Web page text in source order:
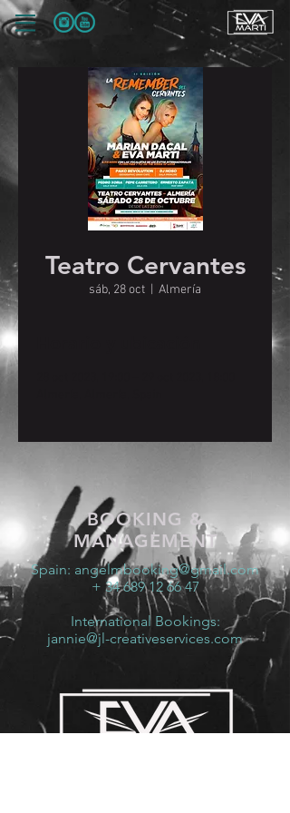
Teatro Cervantes
sáb, 28 oct Almería
BOOKING &
MANAGEMENT
Spain: angelmbooking@gmail.com
+ 34 689 12 66 47
International Bookings:
jannie@jl-creativeservices.com